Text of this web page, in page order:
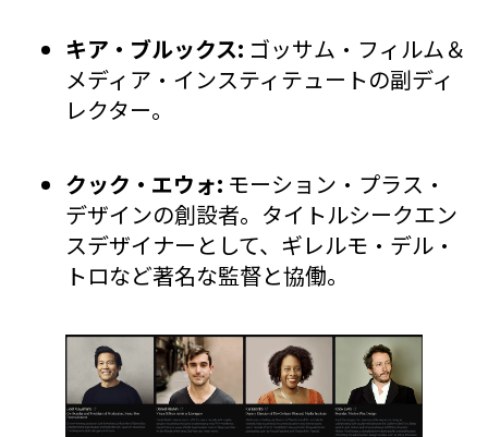
キア・ブルックス: ゴッサム・フィルム＆
メディア・インスティテュートの副ディ
レクター。
クック・エウォ: モーション・プラス・
デザインの創設者。タイトルシークエン
スデザイナーとして、ギレルモ・デル・
トロなど著名な監督と協働。